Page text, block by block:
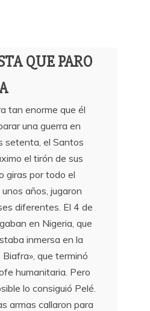
QUE PARO
tan enorme que él
una guerra en
setenta, el Santos
el tirón de sus
giras por todo el
años, jugaron
diferentes. El 4 de
en Nigeria, que
inmersa en la
que terminó
humanitaria. Pero
lo consiguió Pelé.
armas callaron para